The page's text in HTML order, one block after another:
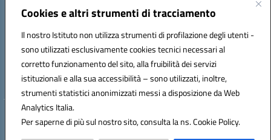
Cookies e altri strumenti di tracciamento
Il nostro Istituto non utilizza strumenti di profilazione degli utenti -
sono utilizzati esclusivamente cookies tecnici necessari al
corretto funzionamento del sito, alla fruibilità dei servizi
istituzionali e alla sua accessibilità – sono utilizzati, inoltre,
strumenti statistici anonimizzati messi a disposizione da Web
Analytics Italia.
Per saperne di più sul nostro sito, consulta la ns. Cookie Policy.
Indirizzo:VIA A. DE GASPERI, 41 RUDIANO 25030 RUDIANO
Posta elettronica certificata (PEC):bsic86100r@pec.istruzione.it
Codice fiscale: 82002390175
Codice meccanografico: BSIC86100R
Hosting & Powered by 3D Solution S.r.l.
Concept & Design by Designers Italia